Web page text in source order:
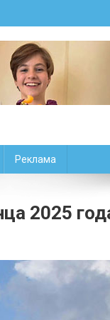
Реклама
2025